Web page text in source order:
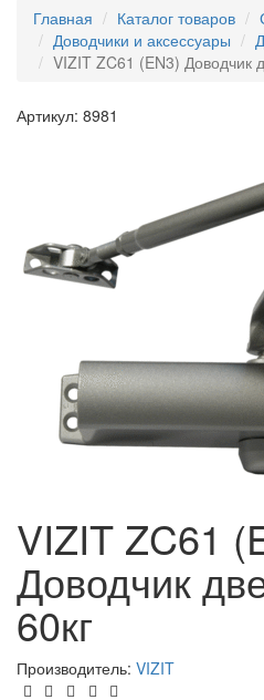
Главная
Каталог товаров
Доводчики и аксессуары
VIZIT ZC61 (EN3) Доводчик
Артикул: 8981
VIZIT ZC61
Доводчик
60кг
Производитель: VIZIT